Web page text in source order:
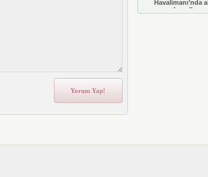
Havalimanı’nda
bavullar